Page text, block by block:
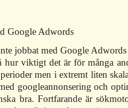
Google Adwords
jobbat med Google
hur viktigt det är för många
men i extremt liten
googleannonsering och
bra. Fortfarande är